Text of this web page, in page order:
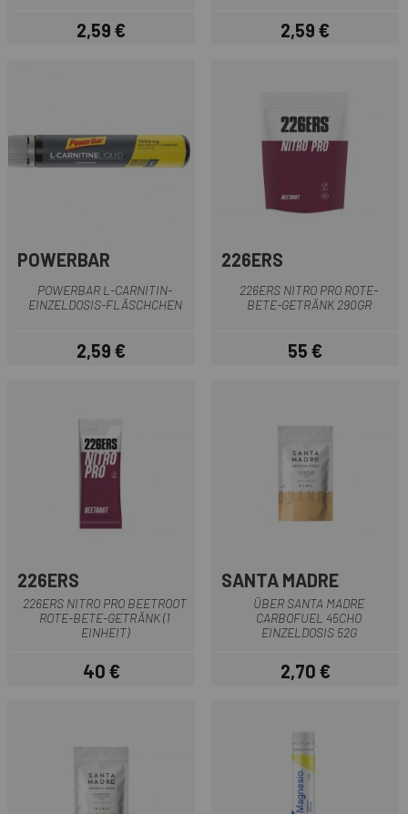
Preis
2,59 € Preis
2,59 €
POWERBAR
POWERBAR L-CARNITIN-
EINZELDOSIS-FLÄSCHCHEN
Preis
2,59 €
226ERS
226ERS NITRO PRO ROTE-
BETE-GETRÄNK 290GR
Preis
55 €
226ERS
226ERS NITRO PRO BEETROOT
ROTE-BETE-GETRÄNK (1
EINHEIT)
Preis
40 €
SANTA MADRE
ÜBER SANTA MADRE
CARBOFUEL 45CHO
EINZELDOSIS 52G
Preis
2,70 €